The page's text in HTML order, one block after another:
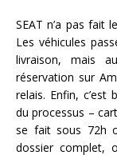
SEAT n’a pas fait
Les véhicules
livraison, mais
réservation sur
relais. Enfin,
du processus –
se fait sous 72h
dossier complet,